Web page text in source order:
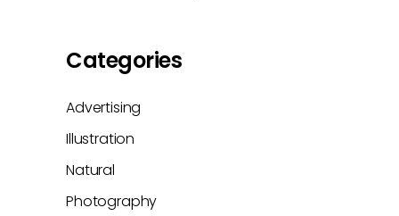
Categories
Advertising
Illustration
Natural
Photography